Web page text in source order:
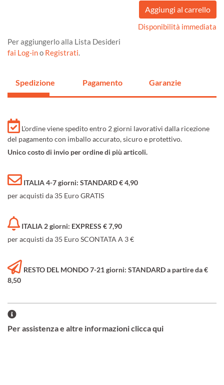
Disponibilità immediata
Per aggiungerlo alla Lista Desideri
fai Log-ino Registrati.
Spedizione Pagamento Garanzie
L'ordine viene spedito entro 2 giorni lavorativi dalla ricezione
del pagamento con imballo accurato, sicuro e protettivo.
Unico costo di invio per ordine di più articoli.
ITALIA 4-7 giorni: STANDARD € 4,90
per acquisti da 35 Euro GRATIS
ITALIA 2 giorni: EXPRESS € 7,90
per acquisti da 35 Euro SCONTATA A 3 €
RESTO DEL MONDO 7-21 giorni: STANDARD a partire da €
8,50
Per assistenza e altre informazioni clicca qui